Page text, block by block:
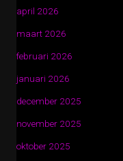
april 2026
maart 2026
februari 2026
januari 2026
december 2025
november 2025
oktober 2025